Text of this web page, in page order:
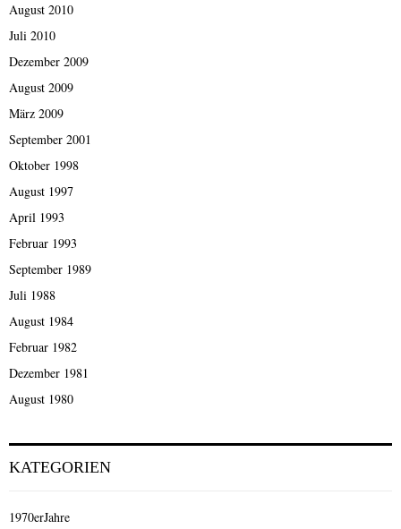
August 2010
Juli 2010
Dezember 2009
August 2009
März 2009
September 2001
Oktober 1998
August 1997
April 1993
Februar 1993
September 1989
Juli 1988
August 1984
Februar 1982
Dezember 1981
August 1980
KATEGORIEN
1970erJahre